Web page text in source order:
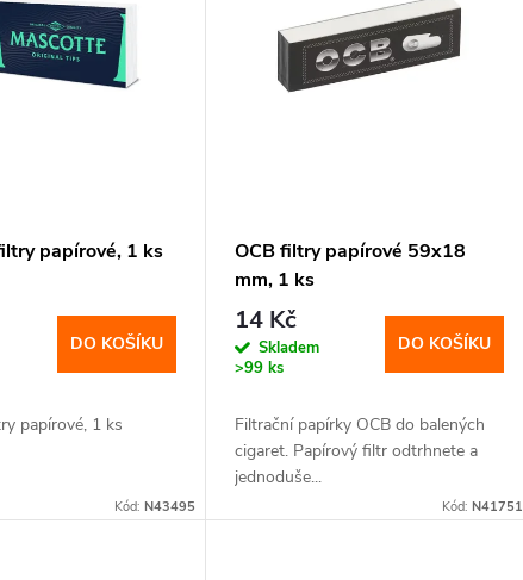
papírové, 1 ks
DO KOŠÍKU
papírové, 1 ks
Kód:N43495
OCB filtry papírové 59x18
mm, 1 ks
14 Kč
Skladem
>99 ks
DO KOŠÍKU
Filtrační papírky OCB do balených
cigaret. Papírový filtr odtrhnete a
jednoduše...
Kód: N41751